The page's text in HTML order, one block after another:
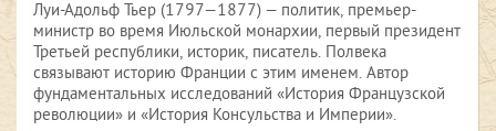
Луи-Адольф Тьер (1797—1877) — политик, премьер-
министр во время Июльской монархии, первый президент
Третьей республики, историк, писатель. Полвека
связывают историю Франции с этим именем. Автор
фундаментальных исследований «История Французской
революции» и «История Консульства и Империи».